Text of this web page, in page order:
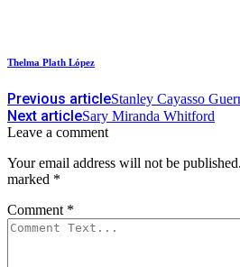
Thelma Plath López
Previous articleStanley Cayasso
Next articleSary Miranda Whitford
Leave a comment
Your email address will not be published.
marked *
Comment *